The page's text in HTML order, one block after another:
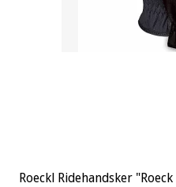
Roeckl Ridehandsker